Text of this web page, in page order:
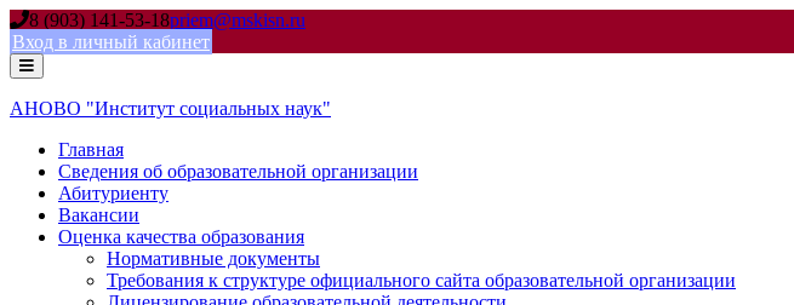
Skip
to
content
8 (903) 141-53-18priem@mskisn.ru
Вход в личный кабинет
АНОВО "Институт социальных наук"
Главная
Сведения об образовательной организации
Абитуриенту
Вакансии
Оценка качества образования
Нормативные документы
Требования к структуре официального сайта образовательной организации